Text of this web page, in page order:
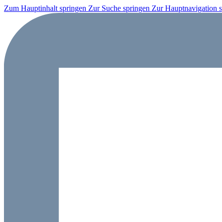
Zum Hauptinhalt springen Zur Suche springen Zur Hauptnavigation